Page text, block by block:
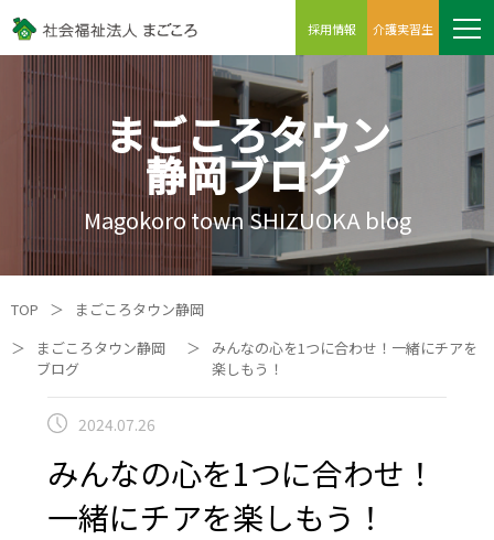
採用情報 介護実習生
まごころタウン
静岡ブログ
Magokoro town SHIZUOKA blog
TOP ＞
まごころタウン静岡
＞
まごころタウン静岡
ブログ
＞
みんなの心を1つに合わせ！一緒にチアを
楽しもう！
2024.07.26
みんなの心を1つに合わせ！
一緒にチアを楽しもう！